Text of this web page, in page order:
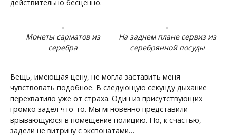
действительно бесценно.
Монеты сарматов из
серебра
На заднем плане сервиз из
серебрянной посуды
Вещь, имеющая цену, не могла заставить меня
чувствовать подобное. В следующую секунду дыхание
перехватило уже от страха. Один из присутствующих
громко задел что-то. Мы мгновенно представили
врывающуюся в помещение полицию. Но, к счастью,
задели не витрину с экспонатами…